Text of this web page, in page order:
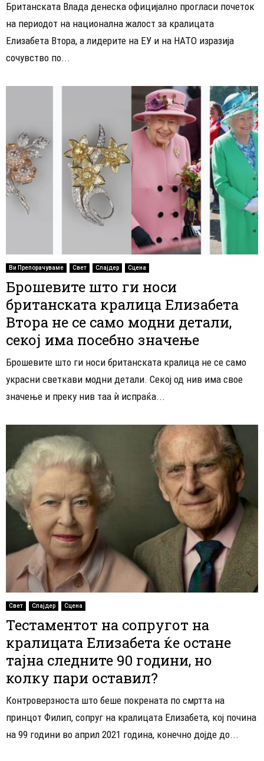
Британската Влада денеска официјално прогласи почеток
на периодот на национална жалост за кралицата
Елизабета Втора, а лидерите на ЕУ и на НАТО изразија
сочувство по...
Ви Препорачуваме Свет Слајдер Сцена
Брошевите што ги носи
британската кралица Елизабета
Втора не се само модни детали,
секој има посебно значење
Брошевите што ги носи британската кралица не се само
украсни светкави модни детали. Секој од нив има свое
значење и преку нив таа ѝ испраќа...
Свет Слајдер Сцена
Тестаментот на сопругот на
кралицата Елизабета ќе остане
тајна следните 90 години, но
колку пари оставил?
Контроверзноста што беше покрената по смртта на
принцот Филип, сопруг на кралицата Елизабета, кој почина
на 99 години во април 2021 година, конечно дојде до...